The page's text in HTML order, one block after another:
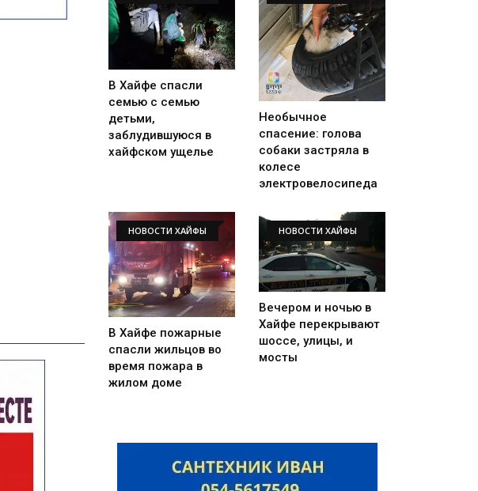
В Хайфе спасли
семью с семью
детьми,
заблудившуюся в
хайфском ущелье
Необычное
спасение: голова
собаки застряла в
колесе
электровелосипеда
НОВОСТИ ХАЙФЫ
В Хайфе пожарные
спасли жильцов во
время пожара в
жилом доме
НОВОСТИ ХАЙФЫ
Вечером и ночью в
Хайфе перекрывают
шоссе, улицы, и
мосты